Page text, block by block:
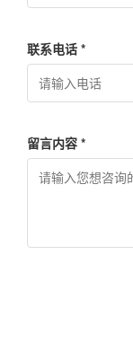
联系电话 *
留言内容 *